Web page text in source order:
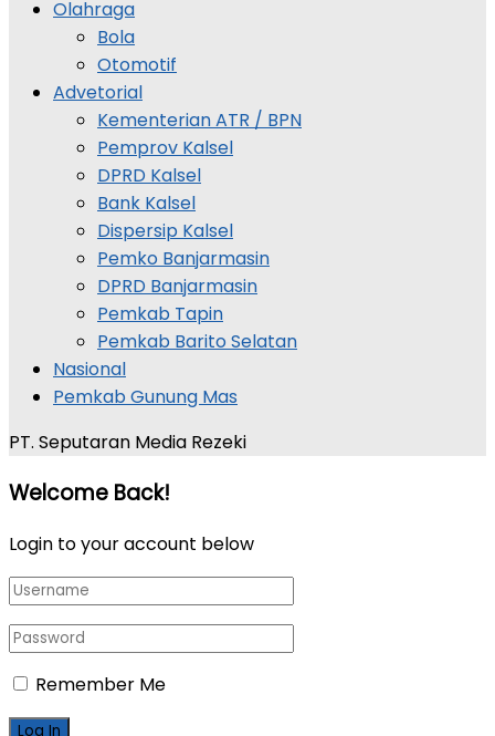
Olahraga
Bola
Otomotif
Advetorial
Kementerian ATR / BPN
Pemprov Kalsel
DPRD Kalsel
Bank Kalsel
Dispersip Kalsel
Pemko Banjarmasin
DPRD Banjarmasin
Pemkab Tapin
Pemkab Barito Selatan
Nasional
Pemkab Gunung Mas
PT. Seputaran Media Rezeki
Welcome Back!
Login to your account below
Remember Me